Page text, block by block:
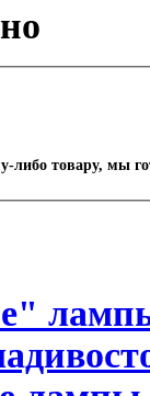
либо товару, мы